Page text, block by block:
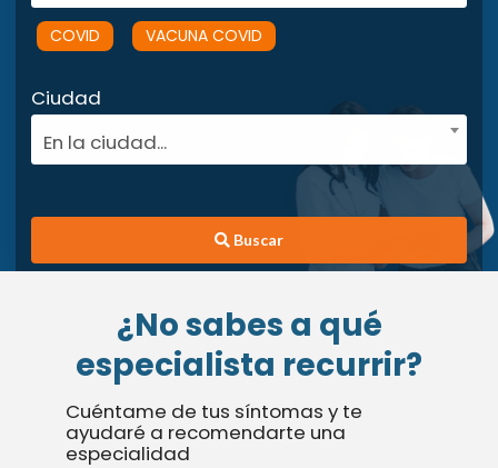
COVID VACUNA COVID
Ciudad
En la ciudad...
Buscar
¿No sabes a qué
especialista recurrir?
Cuéntame de tus síntomas y te
ayudaré a recomendarte una
especialidad